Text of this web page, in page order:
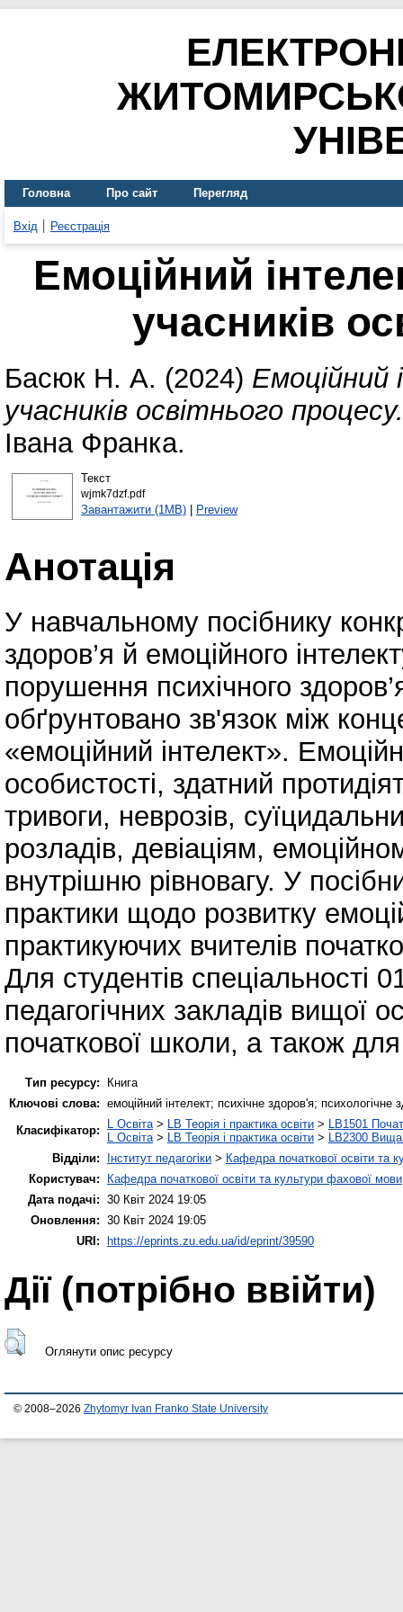
Головна Про сайт Перегляд
Вхід Реєстрація
Емоційний
учасників
Басюк Н. А. (2024) Емоційний
учасників освітнього процесу.
Івана Франка.
Текст
wjmk7dzf.pdf
Завантажити (1MB)| Preview
Анотація
У навчальному посібнику
здоров’я й емоційного
порушення психічного
обґрунтовано зв'язок між
«емоційний інтелект».
особистості, здатний
тривоги, неврозів,
розладів, девіаціям,
внутрішню рівновагу. У
практики щодо розвитку
практикуючих вчителів
Для студентів спеціальності
педагогічних закладів вищої
початкової школи, а також
Тип ресурсу:
Книга
Ключові слова: емоційний інтелект; психічне здоров'я;
Класифікатор:
L Освіта > LB Теорія і практика освіти > LB1501
L Освіта > LB Теорія і практика освіти > LB2300 Вища
Відділи:
Інститут педагогіки > Кафедра початкової освіти та
Користувач:
Кафедра початкової освіти та культури фахової мови
Дата подачі: 30 Квіт 2024 19:05
Оновлення: 30 Квіт 2024 19:05
URI: https://eprints.zu.edu.ua/id/eprint/39590
Дії ​​(потрібно ввійти)
Оглянути опис ресурсу
© 2008–2026 Zhytomyr Ivan Franko State University